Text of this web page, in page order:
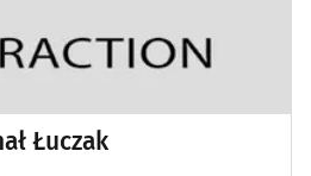
Łuczak